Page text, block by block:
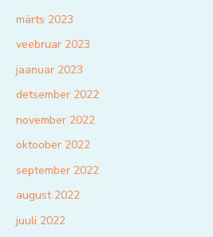
märts 2023
veebruar 2023
jaanuar 2023
detsember 2022
november 2022
oktoober 2022
september 2022
august 2022
juuli 2022